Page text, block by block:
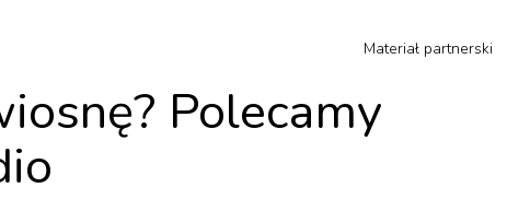
Materiał partnerski
Polecamy